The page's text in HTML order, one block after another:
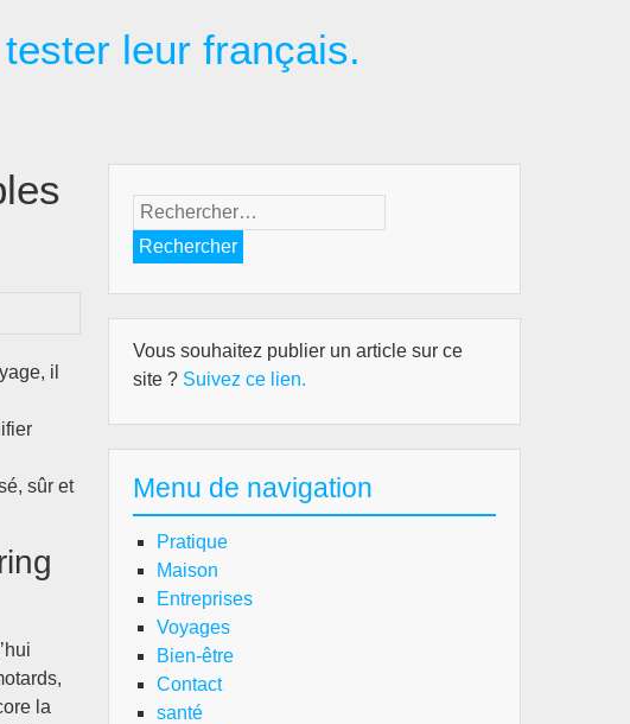
leur français.
il
sûr et
la
Rechercher :
Vous souhaitez publier un article sur ce
site ? Suivez ce lien.
Menu de navigation
Pratique
Maison
Entreprises
Voyages
Bien-être
Contact
santé